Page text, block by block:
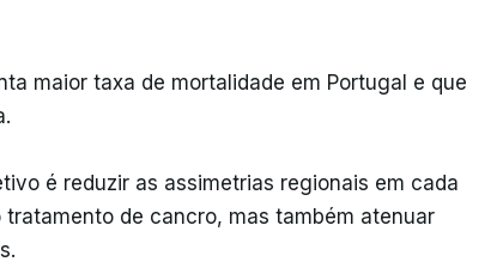
maior taxa de mortalidade em Portugal e que
é reduzir as assimetrias regionais em cada
de cancro, mas também atenuar